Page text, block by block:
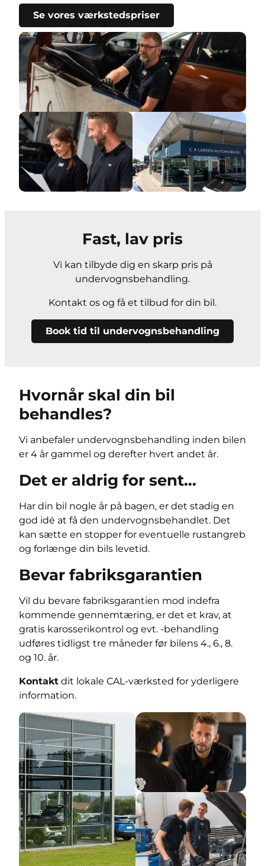
Se vores værkstedspriser
Fast, lav pris
Vi kan tilbyde dig en skarp pris på
undervognsbehandling.
Kontakt os og få et tilbud for din bil.
Book tid til undervognsbehandling
Hvornår skal din bil
behandles?
Vi anbefaler undervognsbehandling inden bilen
er 4 år gammel og derefter hvert andet år.
Det er aldrig for sent…
Har din bil nogle år på bagen, er det stadig en
god idé at få den undervognsbehandlet. Det
kan sætte en stopper for eventuelle rustangreb
og forlænge din bils levetid.
Bevar fabriksgarantien
Vil du bevare fabriksgarantien mod indefra
kommende gennemtæring, er det et krav, at
gratis karosserikontrol og evt. -behandling
udføres tidligst tre måneder før bilens 4., 6., 8.
og 10. år.
Kontakt dit lokale CAL-værksted for yderligere
information.